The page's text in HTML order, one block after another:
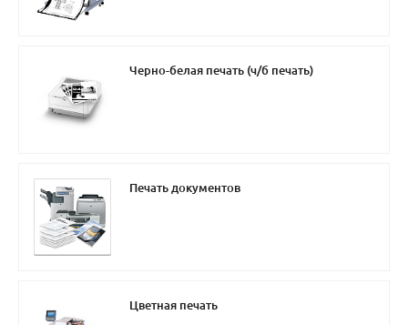
Черно-белая печать (ч/б печать)
Печать документов
Цветная печать